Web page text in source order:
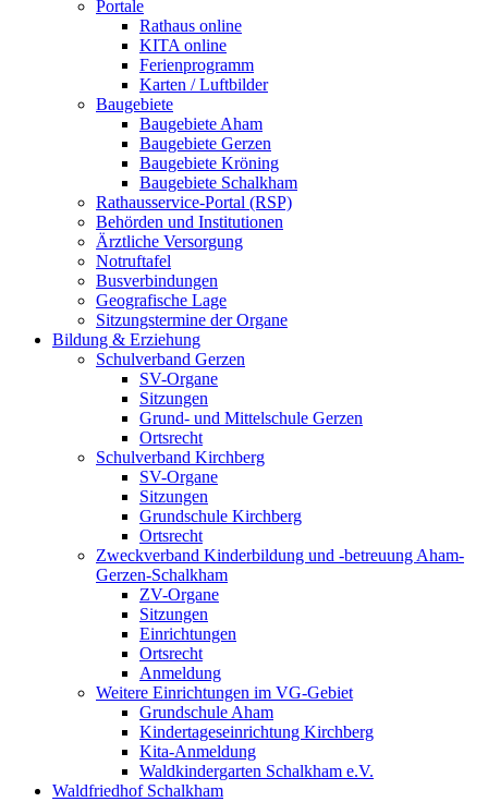
Portale
Rathaus online
KITA online
Ferienprogramm
Karten / Luftbilder
Baugebiete
Baugebiete Aham
Baugebiete Gerzen
Baugebiete Kröning
Baugebiete Schalkham
Rathausservice-Portal (RSP)
Behörden und Institutionen
Ärztliche Versorgung
Notruftafel
Busverbindungen
Geografische Lage
Sitzungstermine der Organe
Bildung & Erziehung
Schulverband Gerzen
SV-Organe
Sitzungen
Grund- und Mittelschule Gerzen
Ortsrecht
Schulverband Kirchberg
SV-Organe
Sitzungen
Grundschule Kirchberg
Ortsrecht
Zweckverband Kinderbildung und -betreuung Aham-
Gerzen-Schalkham
ZV-Organe
Sitzungen
Einrichtungen
Ortsrecht
Anmeldung
Weitere Einrichtungen im VG-Gebiet
Grundschule Aham
Kindertageseinrichtung Kirchberg
Kita-Anmeldung
Waldkindergarten Schalkham e.V.
Waldfriedhof Schalkham